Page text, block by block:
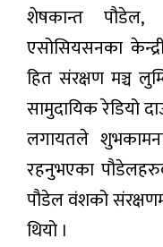
शेषकान्त पौडेल,
एसोसियसनका
हित संरक्षण मञ्च
सामुदायिक रेडियो
लगायतले
रहनुभएका
पौडेल वंशको
थियो ।